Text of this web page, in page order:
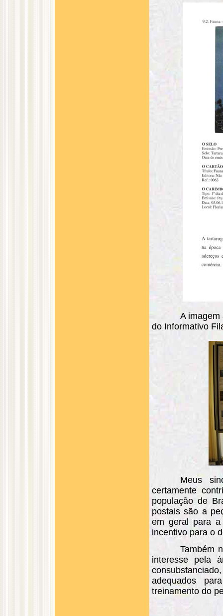
A
do Informativo
Meus
certamente
população de
postais são a
em geral para a
incentivo para o
Também
interesse pela
adequados
treinamento do